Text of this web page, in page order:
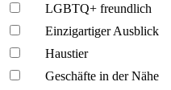
LGBTQ+ freundlich
Einzigartiger Ausblick
Haustier
Geschäfte in der Nähe